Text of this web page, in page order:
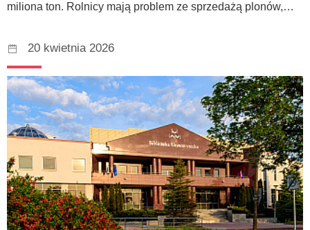
miliona ton. Rolnicy mają problem ze sprzedażą plonów,…
20 kwietnia 2026